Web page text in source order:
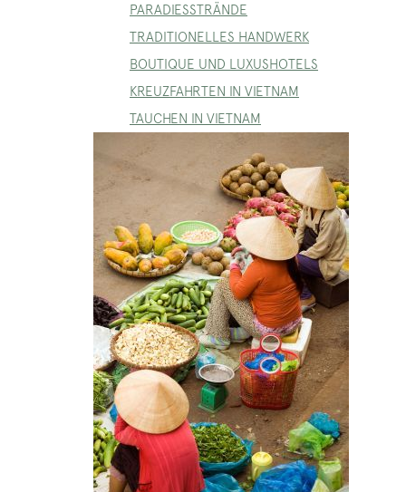
PARADIESSTRÄNDE
TRADITIONELLES HANDWERK
BOUTIQUE UND LUXUSHOTELS
KREUZFAHRTEN IN VIETNAM
TAUCHEN IN VIETNAM